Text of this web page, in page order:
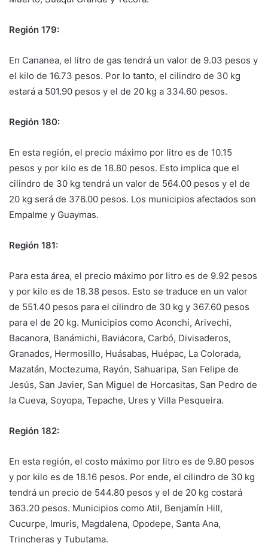
Región 179:
En Cananea, el litro de gas tendrá un valor de 9.03 pesos y
el kilo de 16.73 pesos. Por lo tanto, el cilindro de 30 kg
estará a 501.90 pesos y el de 20 kg a 334.60 pesos.
Región 180:
En esta región, el precio máximo por litro es de 10.15
pesos y por kilo es de 18.80 pesos. Esto implica que el
cilindro de 30 kg tendrá un valor de 564.00 pesos y el de
20 kg será de 376.00 pesos. Los municipios afectados son
Empalme y Guaymas.
Región 181:
Para esta área, el precio máximo por litro es de 9.92 pesos
y por kilo es de 18.38 pesos. Esto se traduce en un valor
de 551.40 pesos para el cilindro de 30 kg y 367.60 pesos
para el de 20 kg. Municipios como Aconchi, Arivechi,
Bacanora, Banámichi, Baviácora, Carbó, Divisaderos,
Granados, Hermosillo, Huásabas, Huépac, La Colorada,
Mazatán, Moctezuma, Rayón, Sahuaripa, San Felipe de
Jesús, San Javier, San Miguel de Horcasitas, San Pedro de
la Cueva, Soyopa, Tepache, Ures y Villa Pesqueira.
Región 182:
En esta región, el costo máximo por litro es de 9.80 pesos
y por kilo es de 18.16 pesos. Por ende, el cilindro de 30 kg
tendrá un precio de 544.80 pesos y el de 20 kg costará
363.20 pesos. Municipios como Atil, Benjamín Hill,
Cucurpe, Imuris, Magdalena, Opodepe, Santa Ana,
Trincheras y Tubutama.